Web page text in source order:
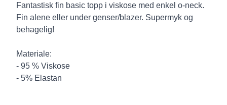
Description
Fantastisk fin basic topp i viskose med enkel o-neck.
Fin alene eller under genser/blazer. Supermyk og
behagelig!
Materiale:
- 95 % Viskose
- 5% Elastan